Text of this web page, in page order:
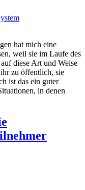
hat mich eine
weil sie im Laufe des
diese Art und Weise
zu öffentlich, sie
ist das ein guter
in denen